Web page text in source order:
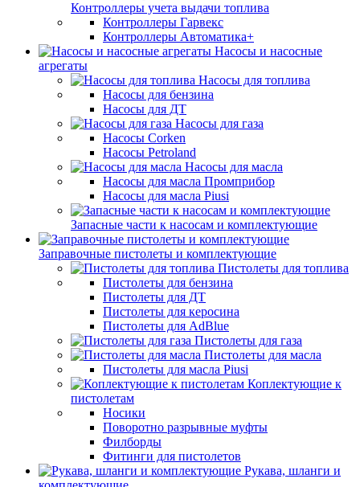
Контроллеры учета выдачи топлива
Контроллеры Гарвекс
Контроллеры Автоматика+
Насосы и насосные
агрегаты
Насосы для топлива
Насосы для бензина
Насосы для ДТ
Насосы для газа
Насосы Corken
Насосы Petroland
Насосы для масла
Насосы для масла Промприбор
Насосы для масла Piusi
Запасные части к насосам и комплектующие
Заправочные пистолеты и комплектующие
Пистолеты для топлива
Пистолеты для бензина
Пистолеты для ДТ
Пистолеты для керосина
Пистолеты для AdBlue
Пистолеты для газа
Пистолеты для масла
Пистолеты для масла Piusi
Коплектующие к
пистолетам
Носики
Поворотно разрывные муфты
Филборды
Фитинги для пистолетов
Рукава, шланги и